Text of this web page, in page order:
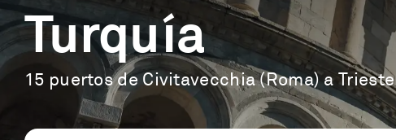
Turquía
15 puertos de Civitavecchia (Roma) a Trieste